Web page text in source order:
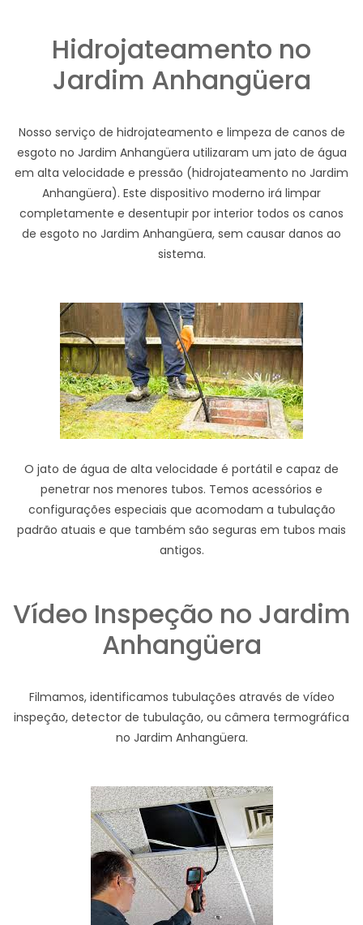
Hidrojateamento no
Jardim Anhangüera
Nosso serviço de hidrojateamento e limpeza de canos de
esgoto no Jardim Anhangüera utilizaram um jato de água
em alta velocidade e pressão (hidrojateamento no Jardim
Anhangüera). Este dispositivo moderno irá limpar
completamente e desentupir por interior todos os canos
de esgoto no Jardim Anhangüera, sem causar danos ao
sistema.
O jato de água de alta velocidade é portátil e capaz de
penetrar nos menores tubos. Temos acessórios e
configurações especiais que acomodam a tubulação
padrão atuais e que também são seguras em tubos mais
antigos.
Vídeo Inspeção no Jardim
Anhangüera
Filmamos, identificamos tubulações através de vídeo
inspeção, detector de tubulação, ou câmera termográfica
no Jardim Anhangüera.